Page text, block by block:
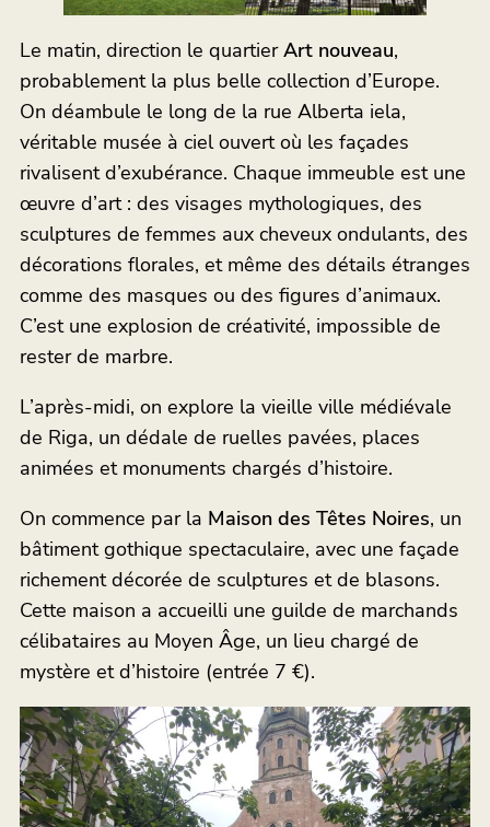
Le matin, direction le quartierArt nouveau,
probablement la plus belle collection d’Europe.
On déambule le long de la rue Alberta iela,
véritable musée à ciel ouvert où les façades
rivalisent d’exubérance. Chaque immeuble est une
œuvre d’art : des visages mythologiques, des
sculptures de femmes aux cheveux ondulants, des
décorations florales, et même des détails étranges
comme des masques ou des figures d’animaux.
C’est une explosion de créativité, impossible de
rester de marbre.
L’après-midi, on explore la vieille ville médiévale
de Riga, un dédale de ruelles pavées, places
animées et monuments chargés d’histoire.
On commence par la Maison des Têtes Noires, un
bâtiment gothique spectaculaire, avec une façade
richement décorée de sculptures et de blasons.
Cette maison a accueilli une guilde de marchands
célibataires au Moyen Âge, un lieu chargé de
mystère et d’histoire (entrée 7 €).